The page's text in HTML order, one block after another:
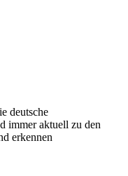
deutsche
immer aktuell zu den
erkennen